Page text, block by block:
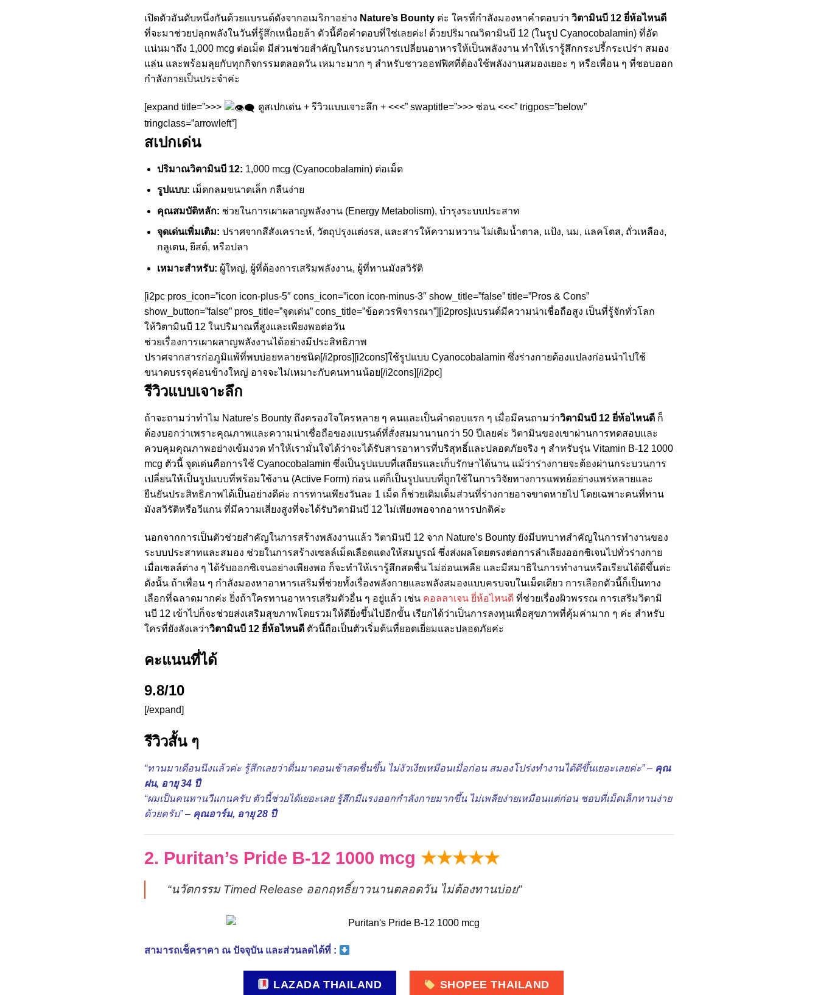
เปิดตัวอันดับหนึ่งกันด้วยแบรนด์ดังจากอเมริกาอย่าง Nature’s Bounty ค่ะ ใครที่กำลังมองหาคำตอบว่า วิตามินบี 12 ยี่ห้อไหนดี
ที่จะมาช่วยปลุกพลังในวันที่รู้สึกเหนื่อยล้า ตัวนี้คือคำตอบที่ใช่เลยค่ะ! ด้วยปริมาณวิตามินบี 12 (ในรูป Cyanocobalamin) ที่อัด
แน่นมาถึง 1,000 mcg ต่อเม็ด มีส่วนช่วยสำคัญในกระบวนการเปลี่ยนอาหารให้เป็นพลังงาน ทำให้เรารู้สึกกระปรี้กระเปร่า สมอง
แล่น และพร้อมลุยกับทุกกิจกรรมตลอดวัน เหมาะมาก ๆ สำหรับชาวออฟฟิศที่ต้องใช้พลังงานสมองเยอะ ๆ หรือเพื่อน ๆ ที่ชอบออก
กำลังกายเป็นประจำค่ะ
[expand title=”>>>
ดูสเปกเด่น + รีวิวแบบเจาะลึก + <<<” swaptitle=”>>> ซ่อน <<<” trigpos=”below”
tringclass=”arrowleft”]
สเปกเด่น
ปริมาณวิตามินบี 12: 1,000 mcg (Cyanocobalamin) ต่อเม็ด
รูปแบบ: เม็ดกลมขนาดเล็ก กลืนง่าย
คุณสมบัติหลัก: ช่วยในการเผาผลาญพลังงาน (Energy Metabolism), บำรุงระบบประสาท
จุดเด่นเพิ่มเติม: ปราศจากสีสังเคราะห์, วัตถุปรุงแต่งรส, และสารให้ความหวาน ไม่เติมน้ำตาล, แป้ง, นม, แลคโตส, ถั่วเหลือง,
กลูเตน, ยีสต์, หรือปลา
เหมาะสำหรับ: ผู้ใหญ่, ผู้ที่ต้องการเสริมพลังงาน, ผู้ที่ทานมังสวิรัติ
[i2pc pros_icon=”icon icon-plus-5″ cons_icon=”icon icon-minus-3″ show_title=”false” title=”Pros & Cons”
show_button=”false” pros_title=”จุดเด่น” cons_title=”ข้อควรพิจารณา”][i2pros]แบรนด์มีความน่าเชื่อถือสูง เป็นที่รู้จักทั่วโลก
ให้วิตามินบี 12 ในปริมาณที่สูงและเพียงพอต่อวัน
ช่วยเรื่องการเผาผลาญพลังงานได้อย่างมีประสิทธิภาพ
ปราศจากสารก่อภูมิแพ้ที่พบบ่อยหลายชนิด[/i2pros][i2cons]ใช้รูปแบบ Cyanocobalamin ซึ่งร่างกายต้องแปลงก่อนนำไปใช้
ขนาดบรรจุค่อนข้างใหญ่ อาจจะไม่เหมาะกับคนทานน้อย[/i2cons][/i2pc]
รีวิวแบบเจาะลึก
ถ้าจะถามว่าทำไม Nature’s Bounty ถึงครองใจใครหลาย ๆ คนและเป็นคำตอบแรก ๆ เมื่อมีคนถามว่าวิตามินบี 12 ยี่ห้อไหนดี ก็
ต้องบอกว่าเพราะคุณภาพและความน่าเชื่อถือของแบรนด์ที่สั่งสมมานานกว่า 50 ปีเลยค่ะ วิตามินของเขาผ่านการทดสอบและ
ควบคุมคุณภาพอย่างเข้มงวด ทำให้เรามั่นใจได้ว่าจะได้รับสารอาหารที่บริสุทธิ์และปลอดภัยจริง ๆ สำหรับรุ่น Vitamin B-12 1000
mcg ตัวนี้ จุดเด่นคือการใช้ Cyanocobalamin ซึ่งเป็นรูปแบบที่เสถียรและเก็บรักษาได้นาน แม้ว่าร่างกายจะต้องผ่านกระบวนการ
เปลี่ยนให้เป็นรูปแบบที่พร้อมใช้งาน (Active Form) ก่อน แต่ก็เป็นรูปแบบที่ถูกใช้ในการวิจัยทางการแพทย์อย่างแพร่หลายและ
ยืนยันประสิทธิภาพได้เป็นอย่างดีค่ะ การทานเพียงวันละ 1 เม็ด ก็ช่วยเติมเต็มส่วนที่ร่างกายอาจขาดหายไป โดยเฉพาะคนที่ทาน
มังสวิรัติหรือวีแกน ที่มีความเสี่ยงสูงที่จะได้รับวิตามินบี 12 ไม่เพียงพอจากอาหารปกติค่ะ
นอกจากการเป็นตัวช่วยสำคัญในการสร้างพลังงานแล้ว วิตามินบี 12 จาก Nature’s Bounty ยังมีบทบาทสำคัญในการทำงานของ
ระบบประสาทและสมอง ช่วยในการสร้างเซลล์เม็ดเลือดแดงให้สมบูรณ์ ซึ่งส่งผลโดยตรงต่อการลำเลียงออกซิเจนไปทั่วร่างกาย
เมื่อเซลล์ต่าง ๆ ได้รับออกซิเจนอย่างเพียงพอ ก็จะทำให้เรารู้สึกสดชื่น ไม่อ่อนเพลีย และมีสมาธิในการทำงานหรือเรียนได้ดีขึ้นค่ะ
ดังนั้น ถ้าเพื่อน ๆ กำลังมองหาอาหารเสริมที่ช่วยทั้งเรื่องพลังกายและพลังสมองแบบครบจบในเม็ดเดียว การเลือกตัวนี้ก็เป็นทาง
เลือกที่ฉลาดมากค่ะ ยิ่งถ้าใครทานอาหารเสริมตัวอื่น ๆ อยู่แล้ว เช่น คอลลาเจน ยี่ห้อไหนดี ที่ช่วยเรื่องผิวพรรณ การเสริมวิตามิ
นบี 12 เข้าไปก็จะช่วยส่งเสริมสุขภาพโดยรวมให้ดียิ่งขึ้นไปอีกขั้น เรียกได้ว่าเป็นการลงทุนเพื่อสุขภาพที่คุ้มค่ามาก ๆ ค่ะ สำหรับ
ใครที่ยังลังเลว่าวิตามินบี 12 ยี่ห้อไหนดี ตัวนี้ถือเป็นตัวเริ่มต้นที่ยอดเยี่ยมและปลอดภัยค่ะ
คะแนนที่ได้
9.8/10
[/expand]
รีวิวสั้น ๆ
“ทานมาเดือนนึงแล้วค่ะ รู้สึกเลยว่าตื่นมาตอนเช้าสดชื่นขึ้น ไม่งัวเงียเหมือนเมื่อก่อน สมองโปร่งทำงานได้ดีขึ้นเยอะเลยค่ะ” – คุณ
ฝน, อายุ 34 ปี
“ผมเป็นคนทานวีแกนครับ ตัวนี้ช่วยได้เยอะเลย รู้สึกมีแรงออกกำลังกายมากขึ้น ไม่เพลียง่ายเหมือนแต่ก่อน ชอบที่เม็ดเล็กทานง่าย
ด้วยครับ” – คุณอาร์ม, อายุ 28 ปี
2. Puritan’s Pride B-12 1000 mcg ★★★★★
“นวัตกรรม Timed Release ออกฤทธิ์ยาวนานตลอดวัน ไม่ต้องทานบ่อย”
สามารถเช็คราคา ณ ปัจจุบัน และส่วนลดได้ที่ :
LAZADA THAILAND SHOPEE THAILAND